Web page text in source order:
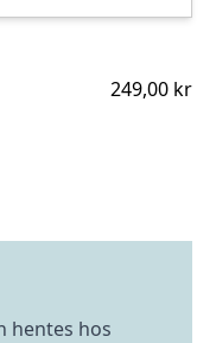
249,00 kr
hentes hos